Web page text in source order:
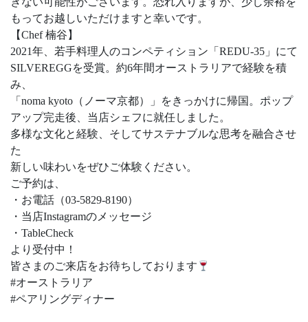
もってお越しいただけますと幸いです。
【Chef 楠谷】
2021年、若手料理人のコンペティション「REDU-35」にて
SILVEREGGを受賞。約6年間オーストラリアで経験を積
み、
「noma kyoto（ノーマ京都）」をきっかけに帰国。ポップ
アップ完走後、当店シェフに就任しました。
多様な文化と経験、そしてサステナブルな思考を融合させ
た
新しい味わいをぜひご体験ください。
ご予約は、
・お電話（03-5829-8190）
・当店Instagramのメッセージ
・TableCheck
より受付中！
皆さまのご来店をお待ちしております
#オーストラリア
#ペアリングディナー